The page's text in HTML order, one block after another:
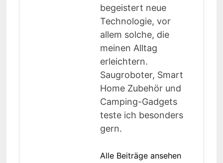
begeistert neue
Technologie, vor
allem solche, die
meinen Alltag
erleichtern.
Saugroboter, Smart
Home Zubehör und
Camping-Gadgets
teste ich besonders
gern.
Alle Beiträge ansehen